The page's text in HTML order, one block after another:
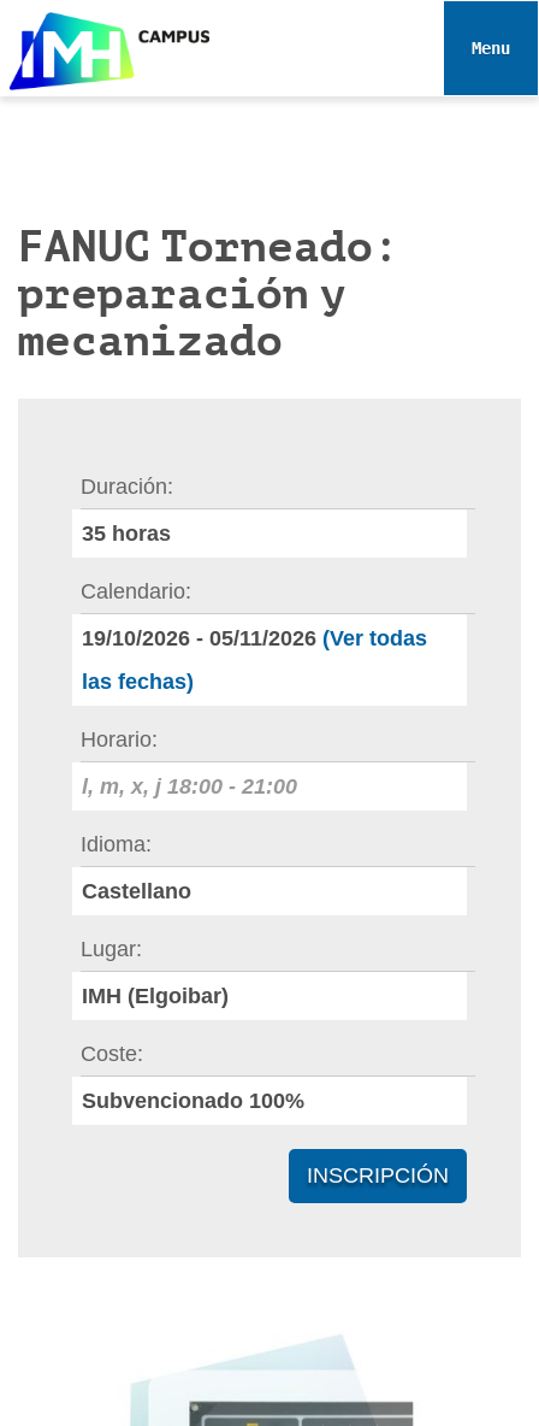
e
Toggle
FANUC Torneado:
preparación y
mecanizado
Duración
35 horas
Calendario
19/10/2026 - 05/11/2026 (Ver todas
las fechas)
Horario
l, m, x, j 18:00 - 21:00
Idioma
Castellano
Lugar
IMH (Elgoibar)
Coste
Subvencionado 100%
INSCRIPCIÓN